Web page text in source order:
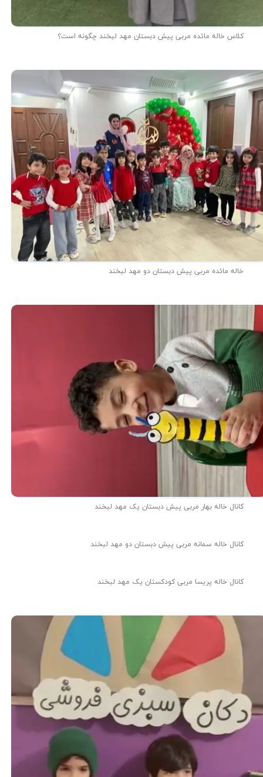
کلاس خاله مائده مربی پیش دبستان مهد لبخند چگونه است؟
خاله مائده مربی پیش دبستان دو مهد لبخند
کانال خاله بهار مربی پیش دبستان یک مهد لبخند
کانال خاله سمانه مربی پیش دبستان دو مهد لبخند
کانال خاله پریسا مربی کودکستان یک مهد لبخند